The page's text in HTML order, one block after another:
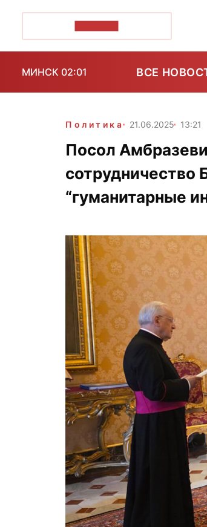
МИНСК 02:01 ВСЕ
Политика 21.06.2025 13:21
Посол
сотрудничество
“гуманитарные